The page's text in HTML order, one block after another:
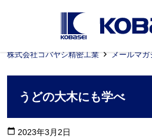
株式会社コバヤシ精密工業 メールマガ
うどの大木にも学べ
calendar_today 2023年3月2日